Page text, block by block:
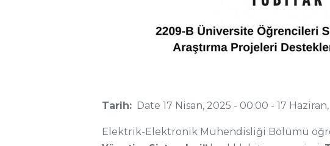
Tarih: Date 17 Nisan, 2025 - 00:00 - 17
Elektrik-Elektronik Mühendisliği Bölümü